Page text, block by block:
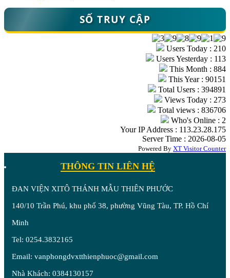
SỐ TRUY CẬP
Users Today : 210
Users Yesterday : 113
This Month : 884
This Year : 90151
Total Users : 394891
Views Today : 273
Total views : 836706
Who's Online : 2
Your IP Address : 113.23.28.175
Server Time : 2026-08-05
Powered By XT Visitor Counter
THÔNG TIN LIÊN HỆ
ĐAN VIỆN XITÔ THÁNH MẪU THIÊN PHƯỚC
140/10 Trần Phú, khu phố 38, phường Vũng Tàu, TP. Hồ Chí
Minh
Tel: 0254.3832165
Email: vanphongdvxtthienphuoc@gmail.com
Nhà Khách: 0384130157